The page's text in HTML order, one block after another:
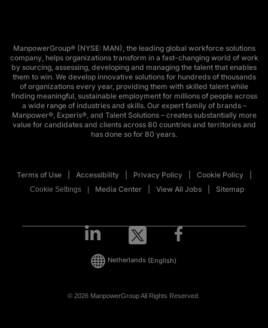
ManpowerGroup® (NYSE: MAN), the leading global workforce solutions
company, helps organizations transform in a fast-changing world of work
by sourcing, assessing, developing and managing the talent that enables
them to win. We develop innovative solutions for hundreds of thousands
of organizations every year, providing them with skilled talent while
finding meaningful, sustainable employment for millions of people across
a wide range of industries and skills. Our expert family of brands –
Manpower®, Experis®, and Talent Solutions – creates substantially more
value for candidates and clients across 80 countries and territories and
has done so for 80 years.
Terms of Use Accessibility Privacy Policy Cookie Policy
Cookie Settings Media Center View All Jobs Sitemap
© 2026 ManpowerGroup All Rights Reserved.
Netherlands (English)